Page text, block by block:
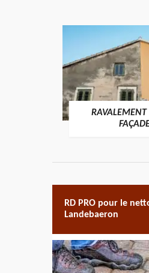
RAVALEMENT
RD PRO pour le
Landebaeron